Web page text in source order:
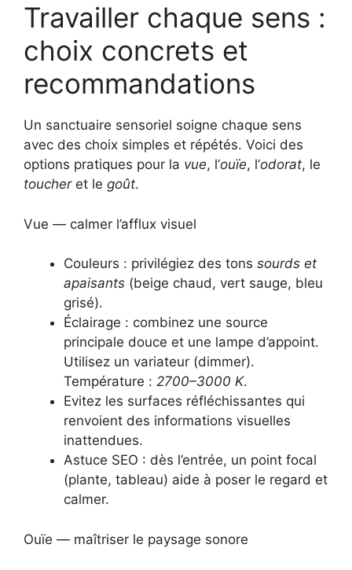
Travailler chaque sens :
choix concrets et
recommandations
Un sanctuaire sensoriel soigne chaque sens
avec des choix simples et répétés. Voici des
options pratiques pour la vue, l’ouïe, l’odorat, le
toucheret le goût.
Vue — calmer l’afflux visuel
Couleurs : privilégiez des tons sourds et
apaisants (beige chaud, vert sauge, bleu
grisé).
Éclairage : combinez une source
principale douce et une lampe d’appoint.
Utilisez un variateur (dimmer).
Température : 2700–3000 K.
Evitez les surfaces réfléchissantes qui
renvoient des informations visuelles
inattendues.
Astuce SEO : dès l’entrée, un point focal
(plante, tableau) aide à poser le regard et
calmer.
Ouïe — maîtriser le paysage sonore